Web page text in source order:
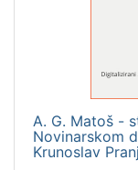
A. G. Matoš -
Novinarskom
Krunoslav